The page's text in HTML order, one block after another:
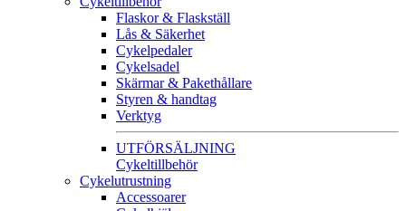
Flaskor & Flaskställ
Lås & Säkerhet
Cykelpedaler
Cykelsadel
Skärmar & Pakethållare
Styren & handtag
Verktyg
UTFÖRSÄLJNING
Cykeltillbehör
Cykelutrustning
Accessoarer